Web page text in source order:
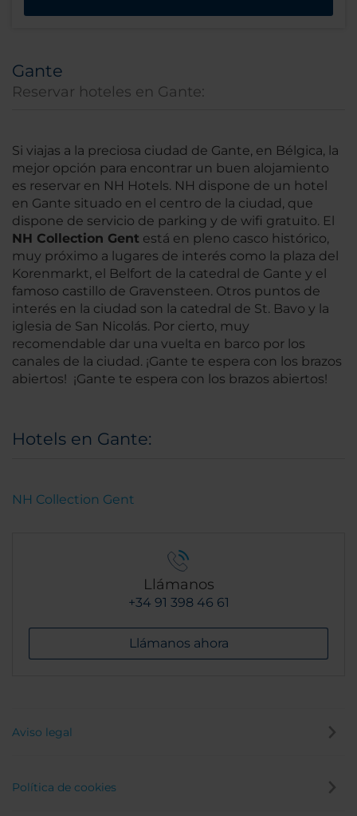
Gante
Reservar hoteles en Gante:
Si viajas a la preciosa ciudad de Gante, en Bélgica, la
mejor opción para encontrar un buen alojamiento
es reservar en NH Hotels. NH dispone de un hotel
en Gante situado en el centro de la ciudad, que
dispone de servicio de parking y de wifi gratuito. El
NH Collection Gent está en pleno casco histórico,
muy próximo a lugares de interés como la plaza del
Korenmarkt, el Belfort de la catedral de Gante y el
famoso castillo de Gravensteen. Otros puntos de
interés en la ciudad son la catedral de St. Bavo y la
iglesia de San Nicolás. Por cierto, muy
recomendable dar una vuelta en barco por los
canales de la ciudad. ¡Gante te espera con los brazos
abiertos! ¡Gante te espera con los brazos abiertos!
Hotels en Gante:
NH Collection Gent
Llámanos
+34 91 398 46 61
Llámanos ahora
Aviso legal
Política de cookies